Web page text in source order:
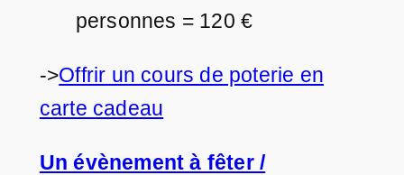
personnes = 120 €
->Offrir un cours de poterie en
carte cadeau
Un évènement à fêter /